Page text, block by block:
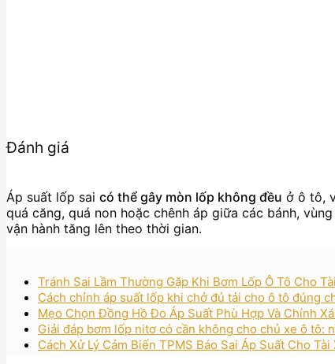
Đánh giá
Áp suất lốp sai có thể gây mòn lốp không đều ở ô tô,
quá căng, quá non hoặc chênh áp giữa các bánh,
vận hành tăng lên theo thời gian.
Tránh Sai Lầm Thường Gặp Khi Bơm Lốp Ô Tô Cho
Cách chỉnh áp suất lốp khi chở đủ tải cho ô tô đúng
Mẹo Chọn Đồng Hồ Đo Áp Suất Phù Hợp Và Chính
Giải đáp bơm lốp nitơ có cần không cho chủ xe ô tô:
Cách Xử Lý Cảm Biến TPMS Báo Sai Áp Suất Cho